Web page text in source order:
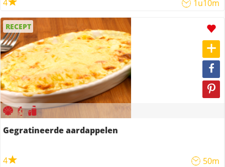
4 1u10m
RECEPT
Gegratineerde aardappelen
4 50m